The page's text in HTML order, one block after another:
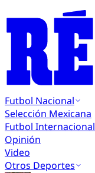
Futbol Nacional
Selección Mexicana
Futbol Internacional
Opinión
Video
Otros Deportes